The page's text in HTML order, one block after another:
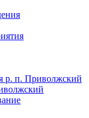
р. п. Приволжский